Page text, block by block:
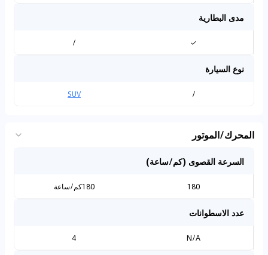
مدى البطارية
✓
/
نوع السيارة
/
SUV
المحرك/الموتور
السرعة القصوى (كم/ساعة)
180 180كم/ساعة
عدد الاسطوانات
N/A
4